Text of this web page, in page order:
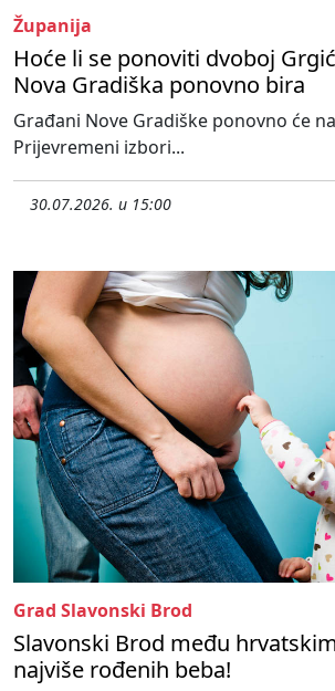
Županija
Hoće li se ponoviti dvoboj
Nova Gradiška ponovno bira
Građani Nove Gradiške ponovno će
Prijevremeni izbori...
30.07.2026. u 15:00
Grad Slavonski Brod
Slavonski Brod među
najviše rođenih beba!